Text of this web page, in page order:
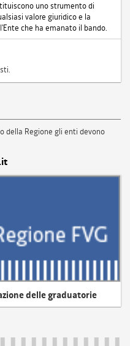
uno strumento di
valore giuridico e la
che ha emanato il bando.
della Regione gli enti devono
delle graduatorie